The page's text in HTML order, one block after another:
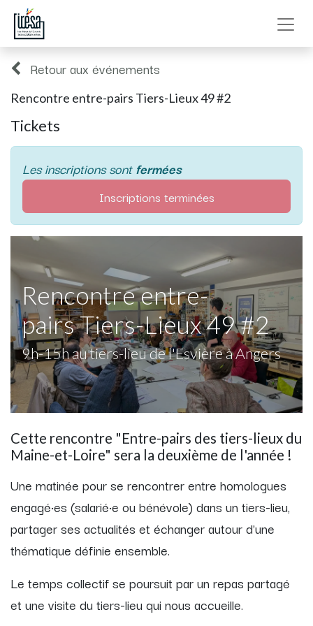
Retour aux événements
Rencontre entre-pairs Tiers-Lieux 49 #2
Tickets
Les inscriptions sontfermées
Inscriptions terminées
Rencontre entre-
pairs Tiers-Lieux 49 #2
9h-15h au tiers-lieu de l'Esvière à Angers
Cette rencontre "Entre-pairs des tiers-lieux du
Maine-et-Loire" sera la deuxième de l'année !
Une matinée pour se rencontrer entre homologues
engagé·es (salarié·e ou bénévole) dans un tiers-lieu,
partager ses actualités et échanger autour d'une
thématique définie ensemble.
Le temps collectif se poursuit par un repas partagé
et une visite du tiers-lieu qui nous accueille.